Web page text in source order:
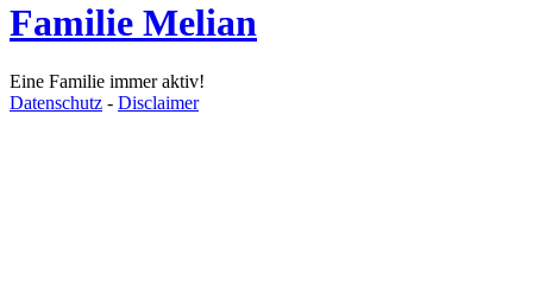
Familie Melian
Eine Familie immer aktiv!
Datenschutz - Disclaimer